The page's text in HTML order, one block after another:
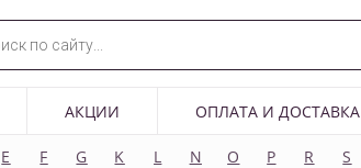
АКЦИИ ОПЛАТА И ДОСТАВКА
E F G K L N O P R S